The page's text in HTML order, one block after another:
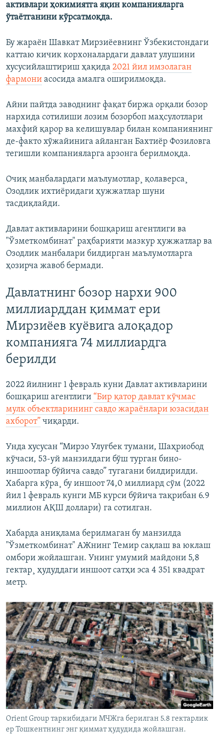
активлари ҳокимиятга яқин компанияларга
ўтаётганини кўрсатмоқда.
Бу жараëн Шавкат Мирзиëевнинг Ўзбекистондаги
каттаю кичик корхоналардаги давлат улушини
хусусийлаштириш ҳақида 2021 йил имзолаган
фармони асосида амалга оширилмоқда.
Айни пайтда заводнинг фақат биржа орқали бозор
нархида сотилиши лозим бозорбоп маҳсулотлари
махфий қарор ва келишувлар билан компаниянинг
де-факто хўжайинига айланган Бахтиëр Фозиловга
тегишли компанияларга арзонга берилмоқда.
Очиқ манбалардаги маълумотлар¸ қолаверса¸
Озодлик ихтиëридаги ҳужжатлар шуни
тасдиқлайди.
Давлат активларини бошқариш агентлиги ва
"Ўзметкомбинат" раҳбарияти мазкур ҳужжатлар ва
Озодлик манбалари билдирган маълумотларга
ҳозирча жавоб бермади.
Давлатнинг бозор нархи 900
миллиарддан қиммат ери
Мирзиëев куëвига алоқадор
компанияга 74 миллиардга
берилди
2022 йилнинг 1 февраль куни Давлат активларини
бошқариш агентлиги “Бир қатор давлат кўчмас
мулк объектларининг савдо жараёнлари юзасидан
ахборот” чиқарди.
Унда хусусан “Мирзо Улуғбек тумани, Шаҳриобод
кўчаси, 53-уй манзилдаги бўш турган бино-
иншоотлар бўйича савдо” тугагани билдирилди.
Хабарга кўра¸ бу иншоот 74,0 миллиард сўм (2022
йил 1 февраль кунги МБ курси бўйича тақрибан 6.9
миллион АҚШ доллари) га сотилган.
Хабарда аниқлама берилмаган бу манзилда
"Ўзметкомбинат" АЖнинг Темир сақлаш ва юклаш
омбори жойлашган. Унинг умумий майдони 5,8
гектар¸ ҳудуддаги иншоот сатҳи эса 4 351 квадрат
метр.
Orient Group таркибидаги МЧЖга берилган 5.8 гектарлик
ер Тошкентнинг энг қиммат ҳудудида жойлашган.